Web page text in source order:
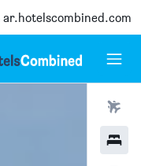
ar.hotelscombined.com